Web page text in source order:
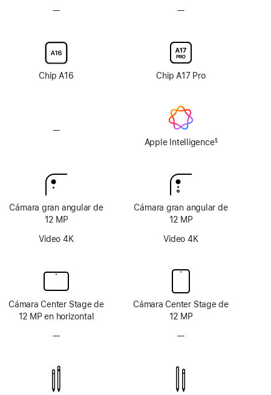
—Sin
pantalla
de
vidrio
Chip A16
—Sin
Cámara gran angular de
12 MP
Video 4K
Cámara Center Stage de
12 MP en horizontal
—Sin
cámara
—Sin
pantalla
de
vidrio
Chip A17 Pro
Apple Intelligence§
Cámara gran angular de
12 MP
Video 4K
Cámara Center Stage de
12 MP
—Sin
cámara